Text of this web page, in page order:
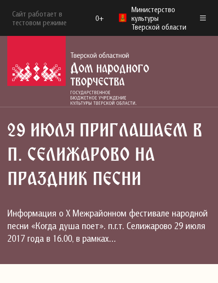
Сайт работает в
тестовом режиме
0+
Министерство
культуры
Тверской области
29 ИЮЛЯ ПРИГЛАШАЕМ В
П. СЕЛИЖАРОВО НА
ПРАЗДНИК ПЕСНИ
Информация о Х Межрайонном фестивале народной
песни «Когда душа поет». п.г.т. Селижарово 29 июля
2017 года в 16.00, в рамках…